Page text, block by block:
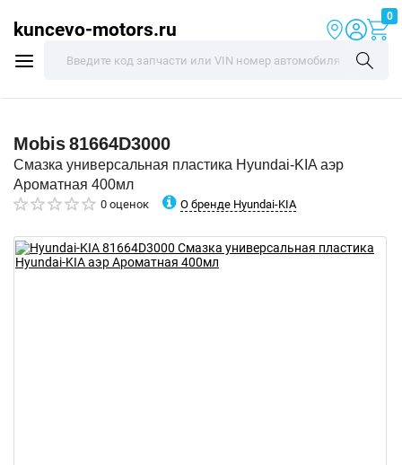
kuncevo-motors.ru
0
Mobis81664D3000
Смазка универсальная пластика Hyundai-KIA аэр
Ароматная 400мл
0 оценок О бренде Hyundai-KIA